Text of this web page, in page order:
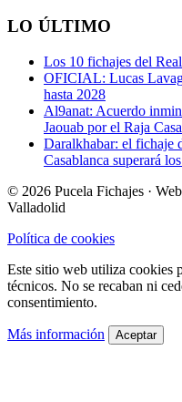
LO ÚLTIMO
Los 10 fichajes del
OFICIAL: Lucas
hasta 2028
Al9anat: Acuerdo
Jaouab por el Raja
Daralkhabar: el fichaje
Casablanca superará
© 2026 Pucela Fichajes ·
Valladolid
Política de cookies
Este sitio web utiliza cookies
técnicos. No se recaban ni
consentimiento.
Más información Aceptar